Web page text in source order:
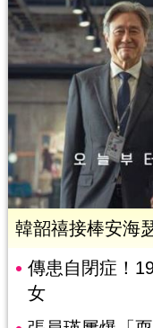
韓韶禧接棒安海
傳患自閉症！
女